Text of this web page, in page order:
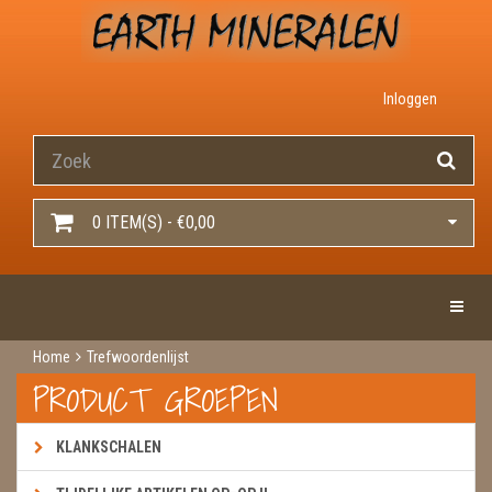
Inloggen
0 ITEM(S) - €0,00
Home Trefwoordenlijst
PRODUCT GROEPEN
KLANKSCHALEN